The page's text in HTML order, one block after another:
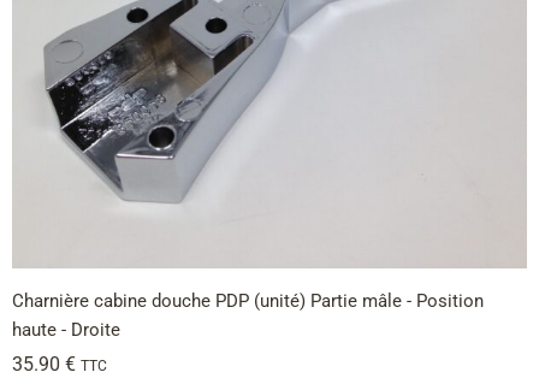
Charnière cabine douche PDP (unité) Partie mâle - Position
haute - Droite
35.90 € TTC